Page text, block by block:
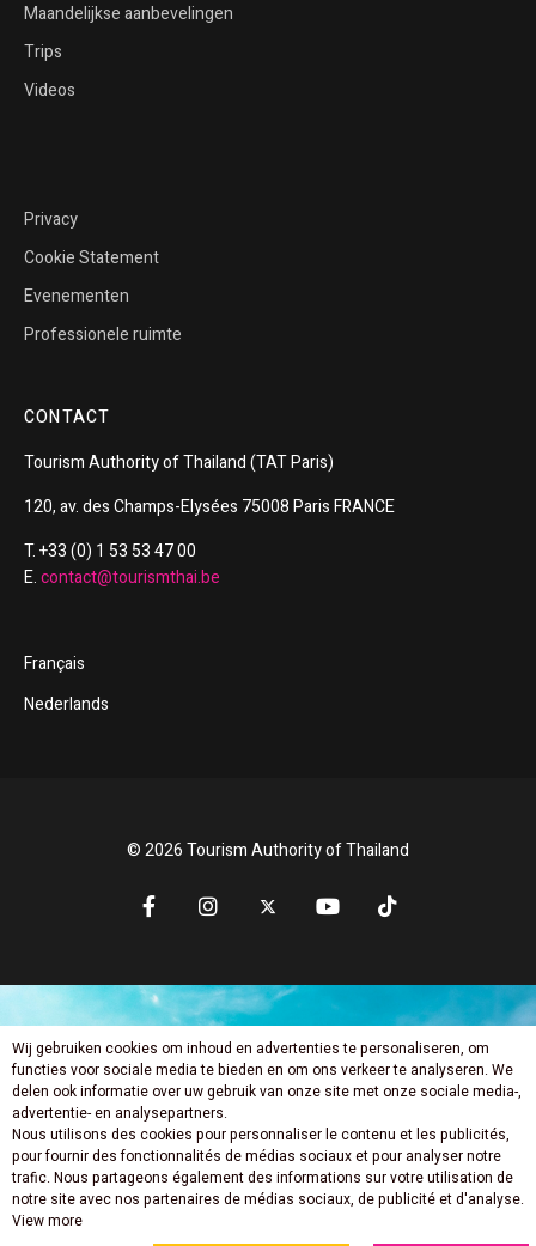
Maandelijkse aanbevelingen
Trips
Videos
Privacy
Cookie Statement
Evenementen
Professionele ruimte
CONTACT
TourismAuthority ofThailand(TAT Paris)
120, av. des Champs-Elysées 75008 Paris FRANCE
T. +33 (0) 1 53 53 47 00
E.contact@tourismthai.be
Français
Nederlands
© 2026 Tourism Authority of Thailand
Mis niets nieuws
Wij gebruiken cookies om inhoud en advertenties te personaliseren, om
functies voor sociale media te bieden en om ons verkeer te analyseren. We
delen ook informatie over uw gebruik van onze site met onze sociale media-,
advertentie- en analysepartners.
Nous utilisons des cookies pour personnaliser le contenu et les publicités,
pour fournir des fonctionnalités de médias sociaux et pour analyser notre
trafic. Nous partageons également des informations sur votre utilisation de
notre site avec nos partenaires de médias sociaux, de publicité et d'analyse.
View more